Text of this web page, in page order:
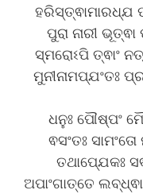
ହରିସ୍ତ୍ଵାମାରଧ୍ଯ
ପୁରା ନାରୀ
ସ୍ମରୋଽପି ତ୍ଵାଂ
ମୁନୀନାମପ୍ଯଂତଃ
ଧନୁଃ ପୌଷ୍ପଂ
ଵସଂତଃ
ତଥାପ୍ଯେକଃ
ଅପାଂଗାତ୍ତେ